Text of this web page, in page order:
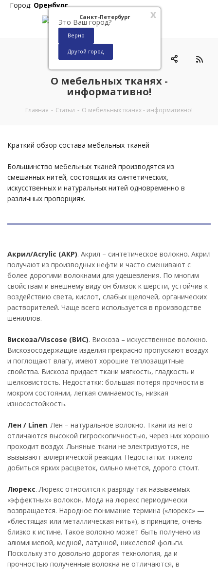
x
Санкт-Петербург
Это Ваш город?
Верно
Другой город
Город: Оренбург
0
О мебельных тканях -
информативно!
Главная - Статьи - О мебельных тканях - информативно!
Краткий обзор состава мебельных тканей
Большинство мебельных тканей производятся из
смешанных нитей, состоящих из синтетических,
искусственных и натуральных нитей одновременно в
различных пропорциях.
Акрил/Acrylic (АКР). Акрил – синтетическое волокно. Акрил
получают из производных нефти и часто смешивают с
более дорогими волокнами для удешевления. По многим
свойствам и внешнему виду он близок к шерсти, устойчив к
воздействию света, кислот, слабых щелочей, органических
растворителей. Чаще всего используется в производстве
шениллов.
Вискоза/Viscose (ВИС). Вискоза – искусственное волокно.
Вискозосодержащие изделия прекрасно пропускают воздух
и поглощают влагу, имеют хорошие теплозащитные
свойства. Вискоза придает ткани мягкость, гладкость и
шелковистость. Недостатки: большая потеря прочности в
мокром состоянии, легкая сминаемость, низкая
износостойкость.
Лен / Linen. Лен – натуральное волокно. Ткани из него
отличаются высокой гигроскопичностью, через них хорошо
проходит воздух. Льняные ткани не электризуются, не
вызывают аллергической реакции. Недостатки: тяжело
добиться ярких расцветок, сильно мнется, дорого стоит.
Люрекс. Люрекс относится к разряду так называемых
«эффектных» волокон. Мода на люрекс периодически
возвращается. Народное понимание термина («люрекс» —
«блестящая или металлическая нить»), в принципе, очень
близко к истине. Такое волокно может быть получено из
алюминиевой, медной, латунной, никелевой фольги.
Поскольку это довольно дорогая технология, да и
прочностью полученные волокна не отличаются, в